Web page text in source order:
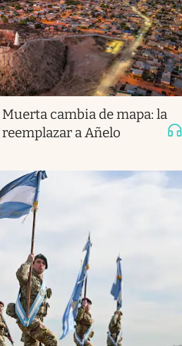
Muerta cambia de mapa: la
a Añelo